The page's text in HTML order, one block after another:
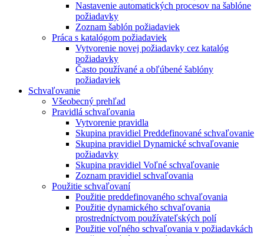
Nastavenie automatických procesov na šablóne
požiadavky
Zoznam šablón požiadaviek
Práca s katalógom požiadaviek
Vytvorenie novej požiadavky cez katalóg
požiadavky
Často používané a obľúbené šablóny
požiadaviek
Schvaľovanie
Všeobecný prehľad
Pravidlá schvaľovania
Vytvorenie pravidla
Skupina pravidiel Preddefinované schvaľovanie
Skupina pravidiel Dynamické schvaľovanie
požiadavky
Skupina pravidiel Voľné schvaľovanie
Zoznam pravidiel schvaľovania
Použitie schvaľovaní
Použitie preddefinovaného schvaľovania
Použitie dynamického schvaľovania
prostredníctvom používateľských polí
Použitie voľného schvaľovania v požiadavkách